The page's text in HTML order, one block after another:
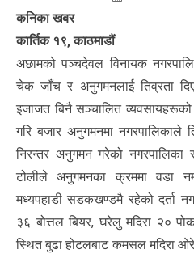
कनिका खबर
कार्तिक १९, काठमाडौं
अछामको पञ्चदेवल विनायक
चेक जाँच र अनुगमनलाई तिव्रता
इजाजत बिनै सञ्चालित व्यवसायहरूको
गरि बजार अनुगमनमा नगरपालिकाले
निरन्तर अनुगमन गरेको नगरपालिका
टोलीले अनुगमनका क्रममा वडा
मध्यपहाडी सडकखण्डमै रहेको दर्ता
३६ बोत्तल बियर, घरेलु मदिरा २०
स्थित बुढा होटलबाट कमसल मदिरा